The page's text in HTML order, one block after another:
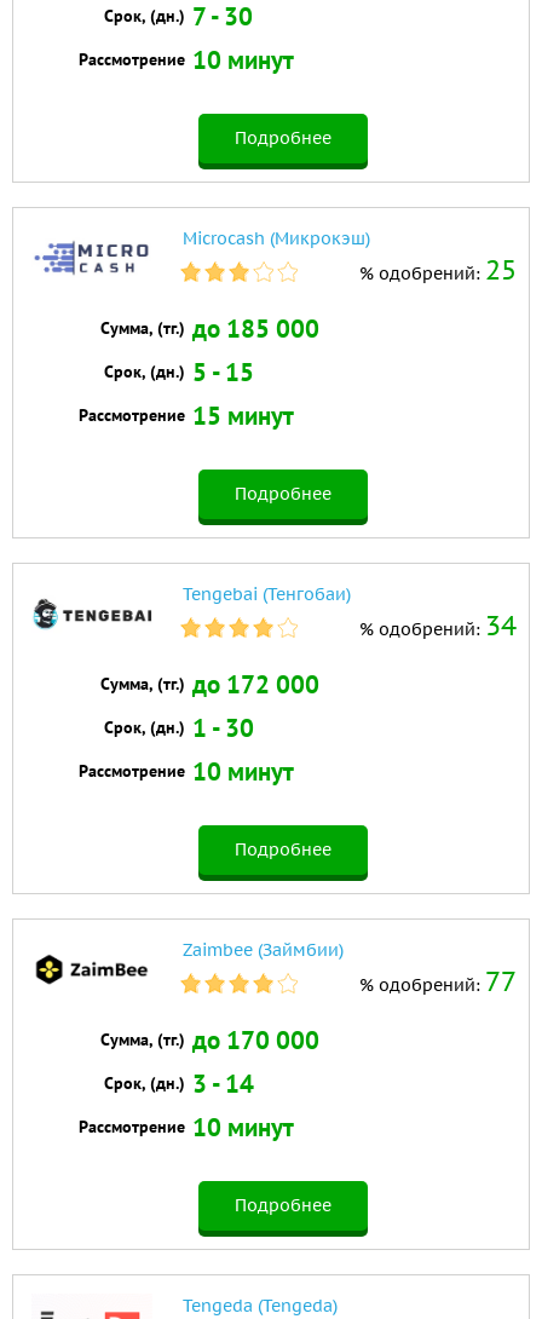
Срок, (дн.) 7 - 30
Рассмотрение 10 минут
Подробнее
Microcash (Микрокэш)
% одобрений: 25
Сумма, (тг.) до 185 000
Срок, (дн.) 5 - 15
Рассмотрение 15 минут
Подробнее
Tengebai (Тенгобаи)
% одобрений: 34
Сумма, (тг.) до 172 000
Срок, (дн.) 1 - 30
Рассмотрение 10 минут
Подробнее
Zaimbee (Займбии)
% одобрений: 77
Сумма, (тг.) до 170 000
Срок, (дн.) 3 - 14
Рассмотрение 10 минут
Подробнее
Tengeda (Tengeda)